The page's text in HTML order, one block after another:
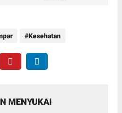
Kesehatan
MENYUKAI